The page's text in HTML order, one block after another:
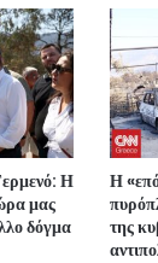
Η
μας
δόγμα
Η
της